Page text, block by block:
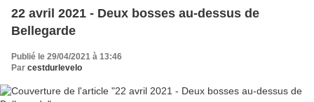
22 avril 2021 - Deux bosses au-dessus de
Bellegarde
Publié le 29/04/2021 à 13:46
Par cestdurlevelo